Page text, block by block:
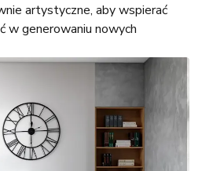
artystyczne, aby wspierać
w generowaniu nowych